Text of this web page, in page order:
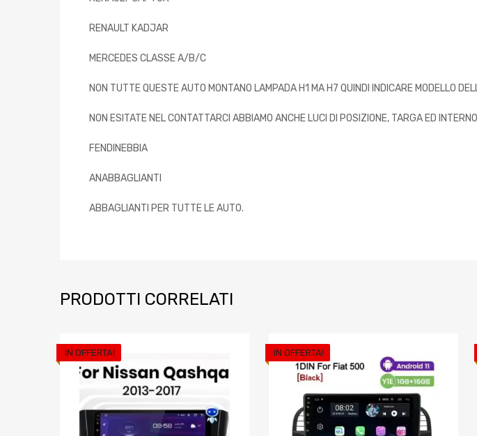
RENAULT KADJAR
MERCEDES CLASSE A/B/C
NON TUTTE QUESTE AUTO MONTANO LAMPADA H1 MA H7 QUINDI INDICARE MODELLO
NON ESITATE NEL CONTATTARCI ABBIAMO ANCHE LUCI DI POSIZIONE, TARGA ED
FENDINEBBIA
ANABBAGLIANTI
ABBAGLIANTI PER TUTTE LE AUTO.
PRODOTTI CORRELATI
IN OFFERTA!
Aggiungi ai preferiti
Aggiungi al confronto
IN OFFERTA!